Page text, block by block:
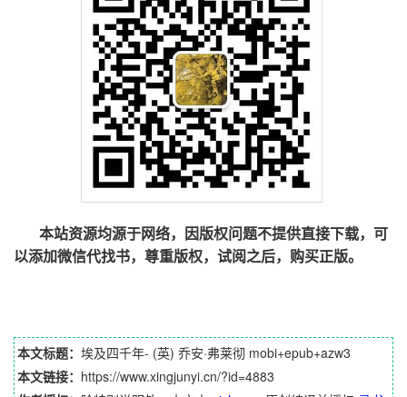
本站资源均源于网络，因版权问题不提供直接下载，可
以添加微信代找书，尊重版权，试阅之后，购买正版。
本文标题： 埃及四千年- (英) 乔安·弗莱彻 mobi+epub+azw3
本文链接： https://www.xingjunyi.cn/?id=4883